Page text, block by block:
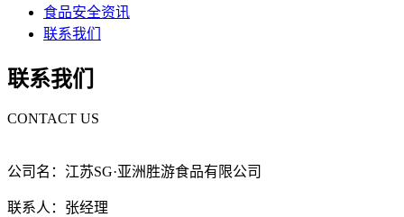
食品安全资讯
联系我们
联系我们
CONTACT US
公司名：江苏SG·亚洲胜游食品有限公司
联系人：张经理